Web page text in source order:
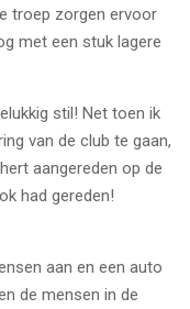
troep zorgen ervoor
met een stuk lagere
stil! Net toen ik
van de club te gaan,
aangereden op de
had gereden!
aan en een auto
de mensen in de